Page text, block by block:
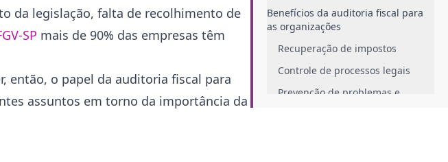
Benefícios da auditoria fiscal para
as organizações
Recuperação de impostos
Controle de processos legais
Prevenção de problemas e
da legislação, falta de recolhimento de
SP mais de 90% das empresas têm
então, o papel da auditoria fiscal para
assuntos em torno da importância da